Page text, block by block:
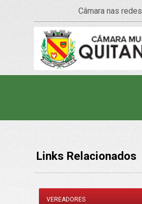
Câmara nas redes
Links Relacionados
VEREADORES